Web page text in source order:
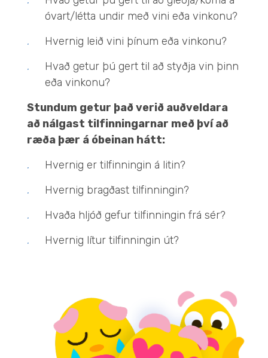
óvart/létta undir með vini eða vinkonu?
Hvernig leið vini þínum eða vinkonu?
Hvað getur þú gert til að styðja vin þinn
eða vinkonu?
Stundum getur það verið auðveldara
að nálgast tilfinningarnar með því að
ræða þær á óbeinan hátt:
Hvernig er tilfinningin á litin?
Hvernig bragðast tilfinningin?
Hvaða hljóð gefur tilfinningin frá sér?
Hvernig lítur tilfinningin út?